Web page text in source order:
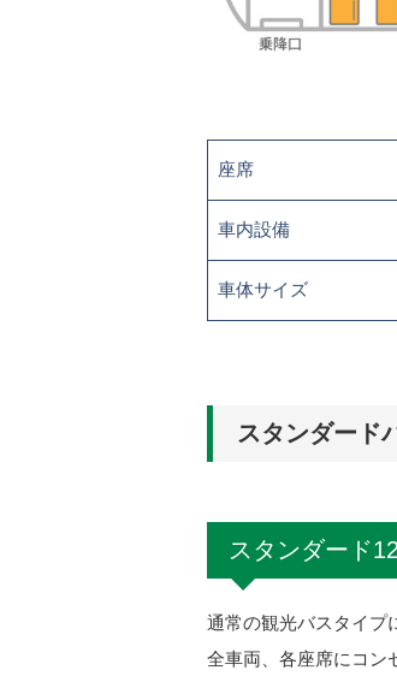
座席
車内設備
車体サイズ
スタンダード
スタンダード
通常の観光バスタイプ
全車両、各座席にコン